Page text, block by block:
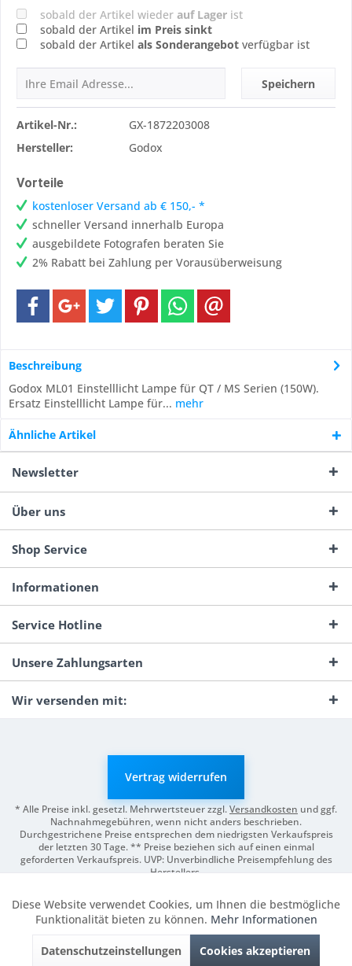
sobald der Artikel wieder auf Lager ist
sobald der Artikel im Preis sinkt
sobald der Artikel als Sonderangebot verfügbar ist
Speichern
Artikel-Nr.:
GX-1872203008
Hersteller:
Godox
Vorteile
kostenloser Versand ab € 150,- *
schneller Versand innerhalb Europa
ausgebildete Fotografen beraten Sie
2% Rabatt bei Zahlung per Vorausüberweisung
Beschreibung
Godox ML01 Einstelllicht Lampe für QT / MS Serien (150W).
Ersatz Einstelllicht Lampe für... mehr
Ähnliche Artikel
Newsletter
Über uns
Shop Service
Informationen
Service Hotline
Unsere Zahlungsarten
Wir versenden mit:
Vertrag widerrufen
* Alle Preise inkl. gesetzl. Mehrwertsteuer zzgl.Versandkosten und ggf.
Nachnahmegebühren, wenn nicht anders beschrieben.
Durchgestrichene Preise entsprechen dem niedrigsten Verkaufspreis
der letzten 30 Tage. ** Preise beziehen sich auf einen einmal
geforderten Verkaufspreis. UVP: Unverbindliche Preisempfehlung des
Herstellers.
Funktionale Aktiv
Marketing Inaktiv
Diese Website verwendet Cookies, um Ihnen die bestmögliche
Funktionalität bieten zu können. Mehr Informationen
Datenschutzeinstellungen Cookies akzeptieren